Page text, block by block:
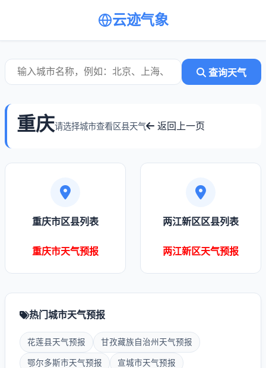
云迹气象
查询天气
重庆请选择城市查看区县天气 返回上一页
重庆市区县列表
重庆市天气预报
两江新区区县列表
两江新区天气预报
热门城市天气预报
花莲县天气预报 甘孜藏族自治州天气预报
鄂尔多斯市天气预报 宣城市天气预报